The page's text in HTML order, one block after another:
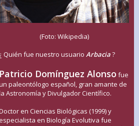
(Foto: Wikipedia)
¿ Quién fue nuestro usuario Arbacia?
Patricio Domínguez Alonso fue
paleontólogo español, gran amante de
Astronomía y Divulgador Científico.
en Ciencias Biológicas (1999) y
en Biología Evolutiva fue